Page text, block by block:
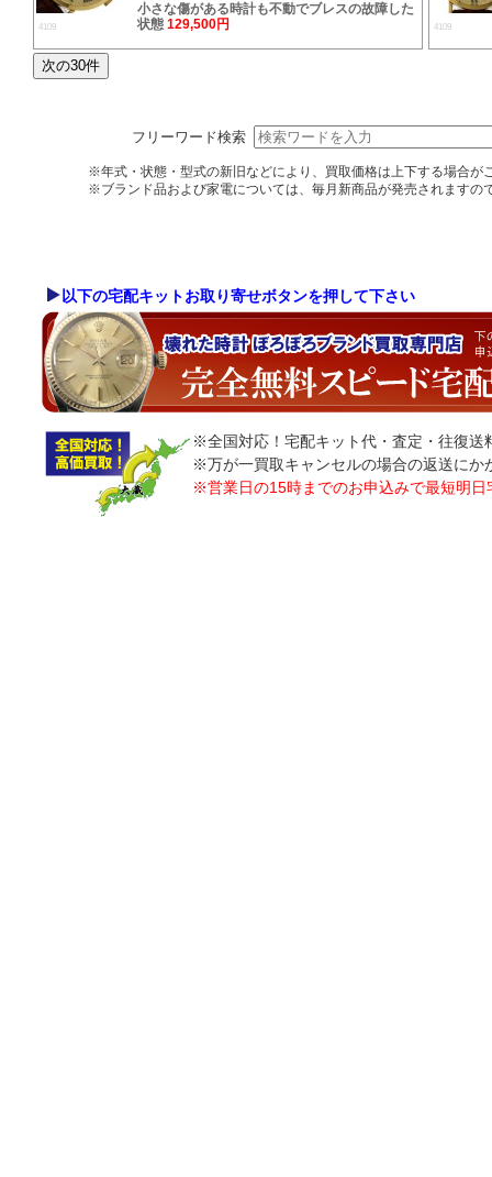
4109
小さな傷がある時計も不動でブレスの故障した
状態 129,500円 4109
フリーワード検索
※年式・状態・型式の新旧などにより、買取価格は上下する場合が
※ブランド品および家電については、毎月新商品が発売されますの
以下の宅配キットお取り寄せボタンを押して下さい
※全国対応！宅配キット代・査定・往復送
※万が一買取キャンセルの場合の返送にか
※営業日の15時までのお申込みで最短明